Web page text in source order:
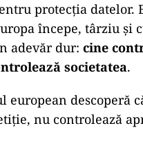
protecția datelor.
începe, târziu și
adevăr dur: cine
societatea.
european descoperă
nu controlează